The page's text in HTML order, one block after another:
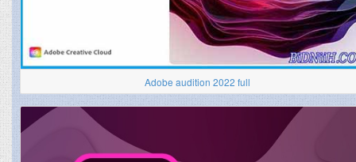
Adobe audition 2022 full